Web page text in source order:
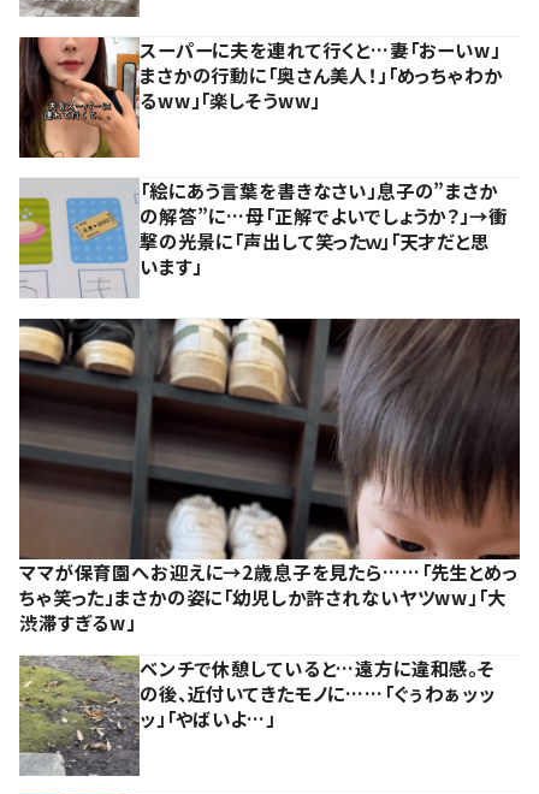
スーパーに夫を連れて行くと…妻「おーいw」
まさかの行動に「奥さん美人！」「めっちゃわか
るww」「楽しそうww」
「絵にあう言葉を書きなさい」息子の”まさか
の解答”に…母「正解でよいでしょうか？」→衝
撃の光景に「声出して笑ったｗ」「天才だと思
います」
ママが保育園へお迎えに→2歳息子を見たら……「先生とめっ
ちゃ笑った」まさかの姿に「幼児しか許されないヤツww」「大
渋滞すぎるw」
ベンチで休憩していると…遠方に違和感。そ
の後、近付いてきたモノに……「ぐぅわぁッッ
ッ」「やばいよ…」